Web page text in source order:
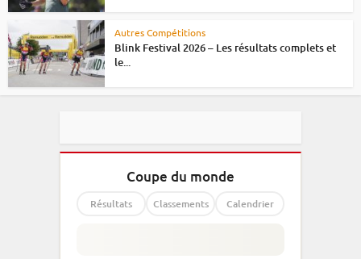
Autres Compétitions
Blink Festival 2026 – Les résultats complets et
le...
Coupe du monde
Résultats Classements Calendrier